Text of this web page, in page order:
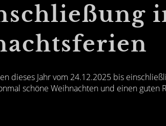
dieses Jahr vom 24.12.2025 bis
schöne Weihnachten und einen guten